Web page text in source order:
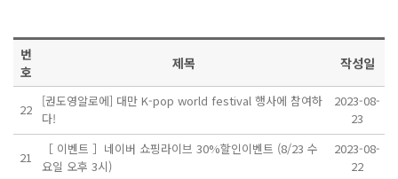
번
호
제목 작성일
22
[권도영알로에] 대만 K-pop world festival 행사에 참여하
다!
2023-08-
23
21
［ 이벤트 ］네이버 쇼핑라이브 30%할인이벤트 (8/23 수
요일 오후 3시)
2023-08-
22